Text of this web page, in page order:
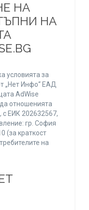
НА
НА
условията за
„Нет Инфо“ ЕАД
AdWise
отношенията
ЕИК 202632567,
гр. София
(за краткост
на